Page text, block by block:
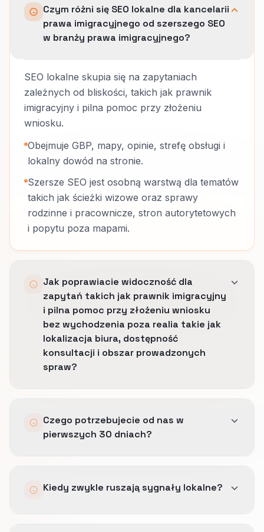
Czym różni się SEO lokalne dla kancelarii
prawa imigracyjnego od szerszego SEO
w branży prawa imigracyjnego?
SEO lokalne skupia się na zapytaniach
zależnych od bliskości, takich jak prawnik
imigracyjny i pilna pomoc przy złożeniu
wniosku.
Obejmuje GBP, mapy, opinie, strefę obsługi i
lokalny dowód na stronie.
Szersze SEO jest osobną warstwą dla tematów
takich jak ścieżki wizowe oraz sprawy
rodzinne i pracownicze, stron autorytetowych
i popytu poza mapami.
Jak poprawiacie widoczność dla
zapytań takich jak prawnik imigracyjny
i pilna pomoc przy złożeniu wniosku
bez wychodzenia poza realia takie jak
lokalizacja biura, dostępność
konsultacji i obszar prowadzonych
spraw?
lokalne tak, by widoczność rosła tylko tam,
gdzie operacja naprawdę dowozi.
obsługa językowa i zaufanie do biura, mniej
Czego potrzebujecie od nas w
pierwszych 30 dniach?
opinii oraz jasnej listy miast i dzielnic, które
Kiedy zwykle ruszają sygnały lokalne?